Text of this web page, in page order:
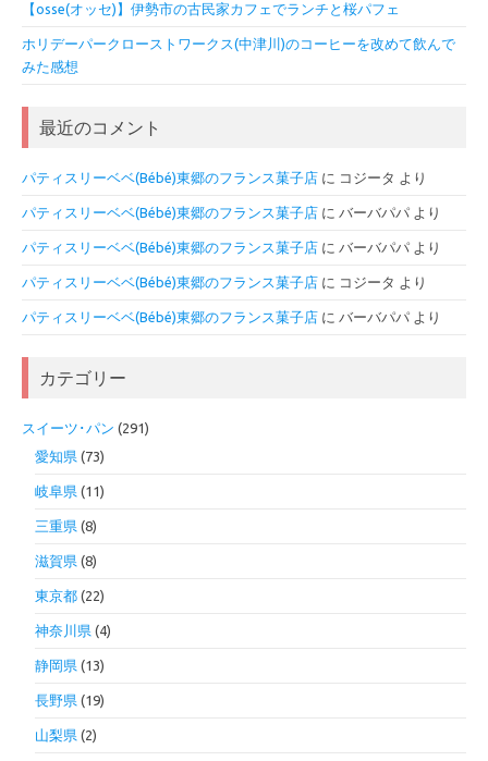
【osse(オッセ)】伊勢市の古民家カフェでランチと桜パフェ
ホリデーパークローストワークス(中津川)のコーヒーを改めて飲んで
みた感想
最近のコメント
パティスリーベベ(Bébé)東郷のフランス菓子店 に コジータ より
パティスリーベベ(Bébé)東郷のフランス菓子店 に バーバパパ より
パティスリーベベ(Bébé)東郷のフランス菓子店 に バーバパパ より
パティスリーベベ(Bébé)東郷のフランス菓子店 に コジータ より
パティスリーベベ(Bébé)東郷のフランス菓子店 に バーバパパ より
カテゴリー
スイーツ･パン (291)
愛知県 (73)
岐阜県 (11)
三重県 (8)
滋賀県 (8)
東京都 (22)
神奈川県 (4)
静岡県 (13)
長野県 (19)
山梨県 (2)